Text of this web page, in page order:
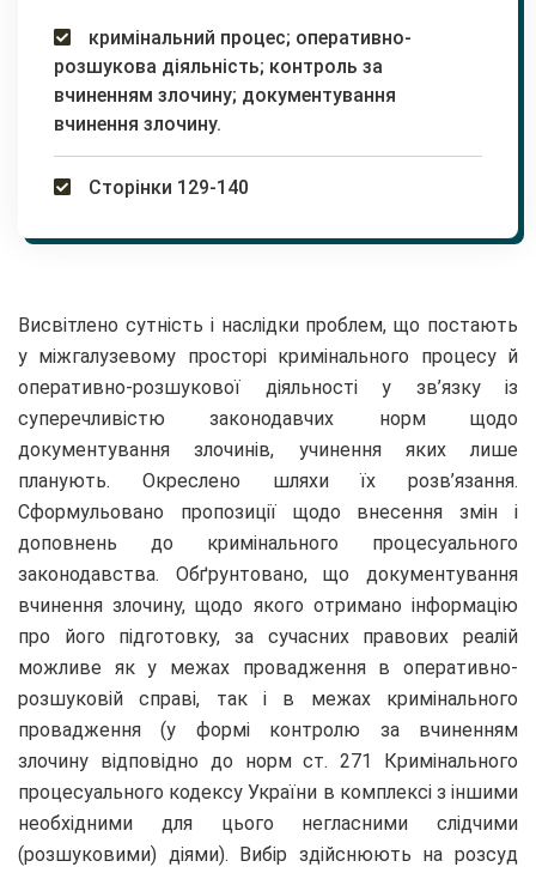
кримінальний процес; оперативно-
розшукова діяльність; контроль за
вчиненням злочину; документування
вчинення злочину.
Сторінки 129-140
Висвітлено сутність і наслідки проблем, що постають
у міжгалузевому просторі кримінального процесу й
оперативно-розшукової діяльності у зв’язку із
суперечливістю законодавчих норм щодо
документування злочинів, учинення яких лише
планують. Окреслено шляхи їх розв’язання.
Сформульовано пропозиції щодо внесення змін і
доповнень до кримінального процесуального
законодавства. Обґрунтовано, що документування
вчинення злочину, щодо якого отримано інформацію
про його підготовку, за сучасних правових реалій
можливе як у межах провадження в оперативно-
розшуковій справі, так і в межах кримінального
провадження (у формі контролю за вчиненням
злочину відповідно до норм ст. 271 Кримінального
процесуального кодексу України в комплексі з іншими
необхідними для цього негласними слідчими
(розшуковими) діями). Вибір здійснюють на розсуд